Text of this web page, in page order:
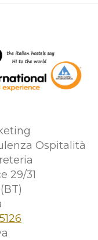
Ospitalità
29/31